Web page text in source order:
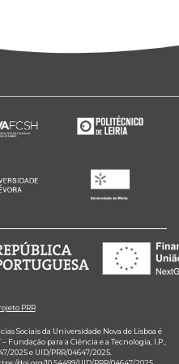
PRR
Sociais da Universidade Nova de Lisboa é
para a Ciência e a Tecnologia, I.P.,
2025 e UID/PRR/04647/2025.